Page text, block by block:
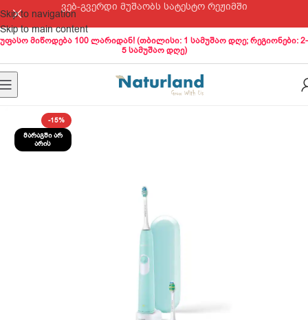
Skip to navigation
Skip to main content
ვებ-გვერდი მუშაობს სატესტო რეჟიმში
უფასო მიწოდება 100 ლარიდან! (თბილისი: 1 სამუშაო დღე; რეგიონები: 2-
5 სამუშაო დღე)
-15%
ᲛᲐᲠᲐᲒᲨᲘ ᲐᲠ
ᲐᲠᲘᲡ